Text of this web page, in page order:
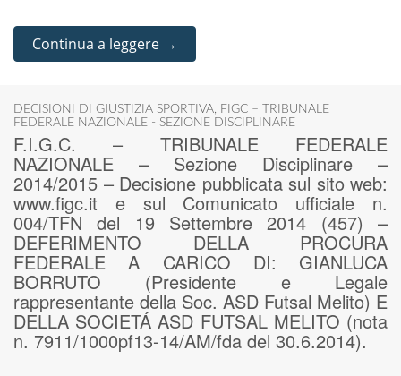
Continua a leggere →
DECISIONI DI GIUSTIZIA SPORTIVA, FIGC – TRIBUNALE
FEDERALE NAZIONALE - SEZIONE DISCIPLINARE
F.I.G.C. – TRIBUNALE FEDERALE
NAZIONALE – Sezione Disciplinare –
2014/2015 – Decisione pubblicata sul sito web:
www.figc.it e sul Comunicato ufficiale n.
004/TFN del 19 Settembre 2014 (457) –
DEFERIMENTO DELLA PROCURA
FEDERALE A CARICO DI: GIANLUCA
BORRUTO (Presidente e Legale
rappresentante della Soc. ASD Futsal Melito) E
DELLA SOCIETÁ ASD FUTSAL MELITO (nota
n. 7911/1000pf13-14/AM/fda del 30.6.2014).